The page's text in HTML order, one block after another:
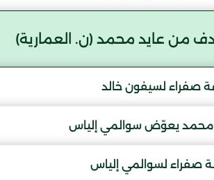
من عايد محمد (ن. العمارية)
صفراء لسيفون خالد
محمد يعوّض سوالمي إلياس
صفراء لسوالمي إلياس